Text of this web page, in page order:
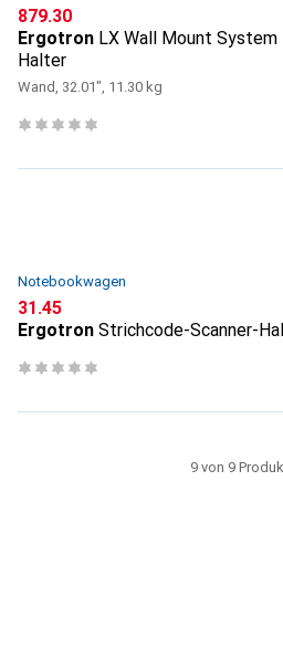
CHF
879.30
Ergotron LX Wall Mount
Halter
Wand, 32.01", 11.30 kg
Notebookwagen
CHF
31.45
Ergotron Strichcode-Scanner-
9 von 9